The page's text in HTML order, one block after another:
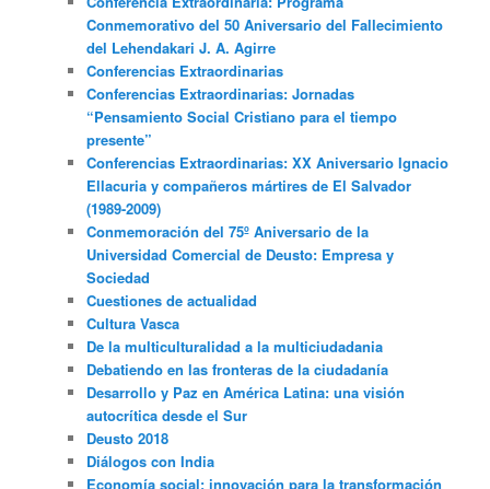
Conmemorativo del 50 Aniversario del Fallecimiento
del Lehendakari J. A. Agirre
Conferencias Extraordinarias
Conferencias Extraordinarias: Jornadas
“Pensamiento Social Cristiano para el tiempo
presente”
Conferencias Extraordinarias: XX Aniversario Ignacio
Ellacuria y compañeros mártires de El Salvador
(1989-2009)
Conmemoración del 75º Aniversario de la
Universidad Comercial de Deusto: Empresa y
Sociedad
Cuestiones de actualidad
Cultura Vasca
De la multiculturalidad a la multiciudadania
Debatiendo en las fronteras de la ciudadanía
Desarrollo y Paz en América Latina: una visión
autocrítica desde el Sur
Deusto 2018
Diálogos con India
Economía social: innovación para la transformación